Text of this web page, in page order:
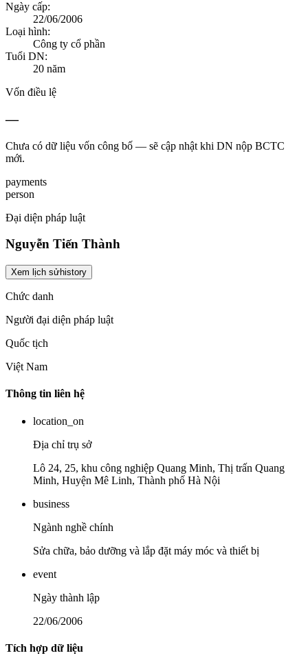
Ngày cấp:
22/06/2006
Loại hình:
Công ty cổ phần
Tuổi DN:
20 năm
Vốn điều lệ
—
Chưa có dữ liệu vốn công bố — sẽ cập nhật khi DN nộp BCTC
mới.
payments
person
Đại diện pháp luật
Nguyễn Tiến Thành
Xem lịch sửhistory
Chức danh
Người đại diện pháp luật
Quốc tịch
Việt Nam
Thông tin liên hệ
location_on
Địa chỉ trụ sở
Lô 24, 25, khu công nghiệp Quang Minh, Thị trấn Quang
Minh, Huyện Mê Linh, Thành phố Hà Nội
business
Ngành nghề chính
Sửa chữa, bảo dưỡng và lắp đặt máy móc và thiết bị
event
Ngày thành lập
22/06/2006
Tích hợp dữ liệu